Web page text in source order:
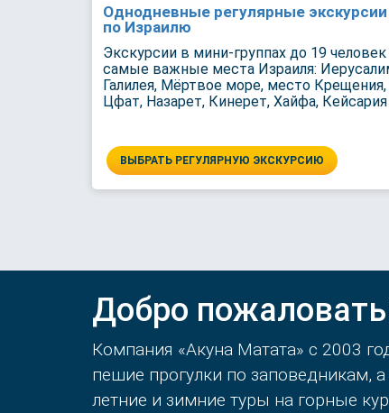
Однодневные регулярные экскурсии
по Израилю
Экскурсии в мини-группах до 19 человек
самые важные места Израиля:
Галилея, Мёртвое море, место Крещения,
Цфат, Назарет, Кинерет, Хайфа, Кейсария
ВЫБРАТЬ РЕГУЛЯРНУЮ ЭКСКУРСИЮ
Добро
Компания «Акуна Матата» с 2003
пешие прогулки по заповедникам,
летние и зимние туры на горные